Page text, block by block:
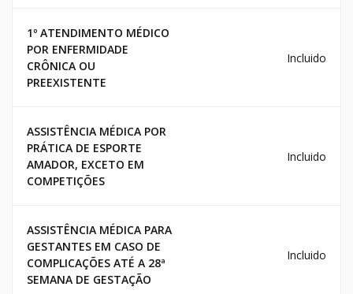
1º ATENDIMENTO MÉDICO
POR ENFERMIDADE
CRÔNICA OU
PREEXISTENTE
Incluido
ASSISTÊNCIA MÉDICA POR
PRÁTICA DE ESPORTE
AMADOR, EXCETO EM
COMPETIÇÕES
Incluido
ASSISTÊNCIA MÉDICA PARA
GESTANTES EM CASO DE
COMPLICAÇÕES ATÉ A 28ª
SEMANA DE GESTAÇÃO
Incluido